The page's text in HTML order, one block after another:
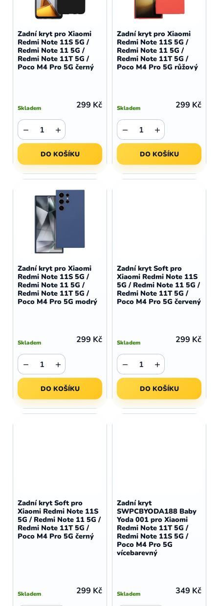
o
d
u
k
Zadní kryt pro Xiaomi
Redmi Note 11S 5G /
Redmi Note 11 5G /
Redmi Note 11T 5G /
Poco M4 Pro 5G černý
Skladem 299 Kč
+
−
DO KOŠÍKU
Zadní kryt pro Xiaomi
Redmi Note 11S 5G /
Redmi Note 11 5G /
Redmi Note 11T 5G /
Poco M4 Pro 5G růžový
Skladem 299 Kč
+
−
DO KOŠÍKU
Zadní kryt pro Xiaomi
Redmi Note 11S 5G /
Redmi Note 11 5G /
Redmi Note 11T 5G /
Poco M4 Pro 5G modrý
Skladem 299 Kč
+
−
DO KOŠÍKU
Zadní kryt Soft pro
Xiaomi Redmi Note 11S
5G / Redmi Note 11 5G /
Redmi Note 11T 5G /
Poco M4 Pro 5G červený
Skladem 299 Kč
+
−
DO KOŠÍKU
Zadní kryt Soft pro
Xiaomi Redmi Note 11S
5G / Redmi Note 11 5G /
Redmi Note 11T 5G /
Poco M4 Pro 5G černý
Skladem 299 Kč
Zadní kryt
SWPCBYODA188 Baby
Yoda 001 pro Xiaomi
Redmi Note 11T 5G /
Redmi Note 11S 5G /
Poco M4 Pro 5G
vícebarevný
Skladem 349 Kč